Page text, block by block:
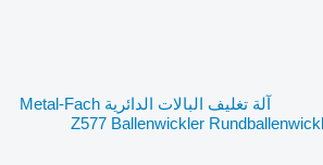
آلة تغليف البالات الدائرية Metal-Fach
Z577 Ballenwickler